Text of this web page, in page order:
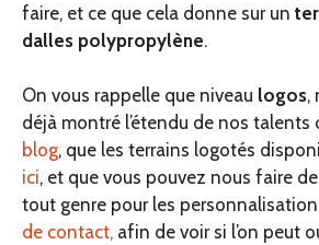
faire, et ce que cela donne sur un
dalles polypropylène.
On vous rappelle que niveau logos,
déjà montré l’étendu de nos talents
blog, que les terrains logotés
ici, et que vous pouvez nous faire
tout genre pour les
de contact, afin de voir si l’on peut